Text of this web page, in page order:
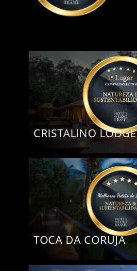
CRISTALINO LODGE
TOCA DA CORUJA